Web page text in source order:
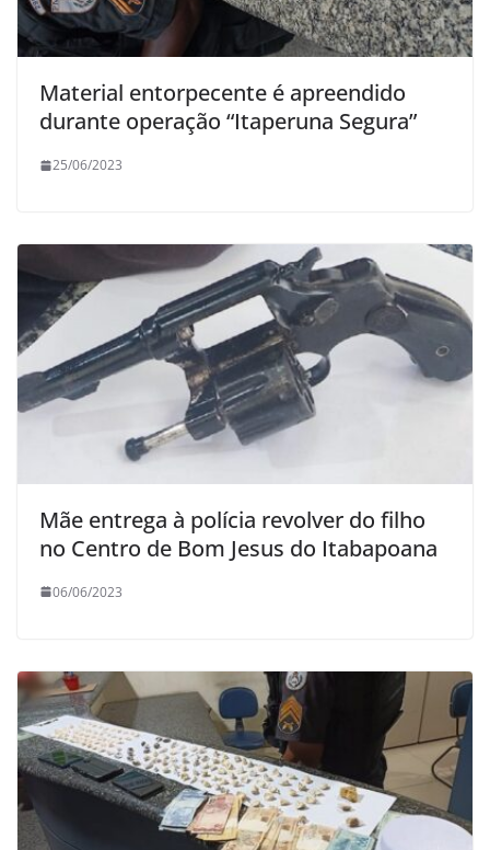
Material entorpecente é apreendido
durante operação “Itaperuna Segura”
25/06/2023
Mãe entrega à polícia revolver do filho
no Centro de Bom Jesus do Itabapoana
06/06/2023